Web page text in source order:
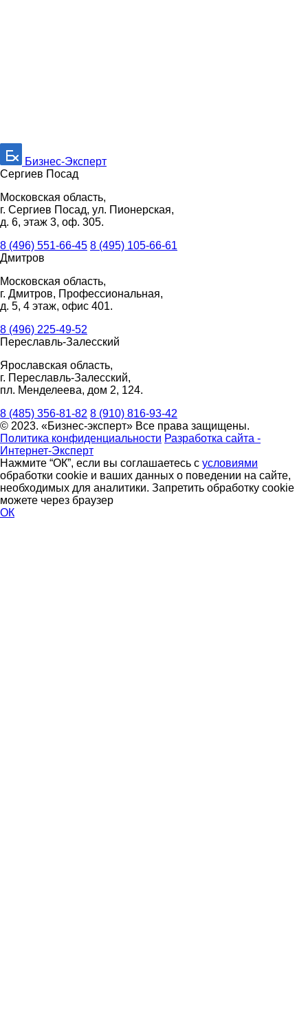
Бизнес-Эксперт
Сергиев Посад
Московская область,
г. Сергиев Посад, ул. Пионерская,
д. 6, этаж 3, оф. 305.
8 (496) 551-66-45 8 (495) 105-66-61
Дмитров
Московская область,
г. Дмитров, Профессиональная,
д. 5, 4 этаж, офис 401.
8 (496) 225-49-52
Переславль-Залесский
Ярославская область,
г. Переславль-Залесский,
пл. Менделеева, дом 2, 124.
8 (485) 356-81-82 8 (910) 816-93-42
© 2023. «Бизнес-эксперт» Все права защищены.
Политика конфиденциальности Разработка сайта -
Интернет-Эксперт
Нажмите “ОК”, если вы соглашаетесь с условиями
обработки cookie и ваших данных о поведении на сайте,
необходимых для аналитики. Запретить обработку cookie
можете через браузер
ОК